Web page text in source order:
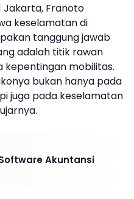
Jakarta, Franoto
keselamatan di
tanggung jawab
adalah titik rawan
mobilitas.
bukan hanya pada
juga pada keselamatan
Akuntansi